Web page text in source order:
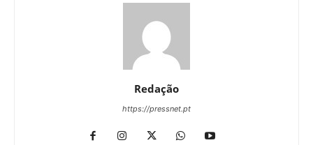
Redação
https://pressnet.pt